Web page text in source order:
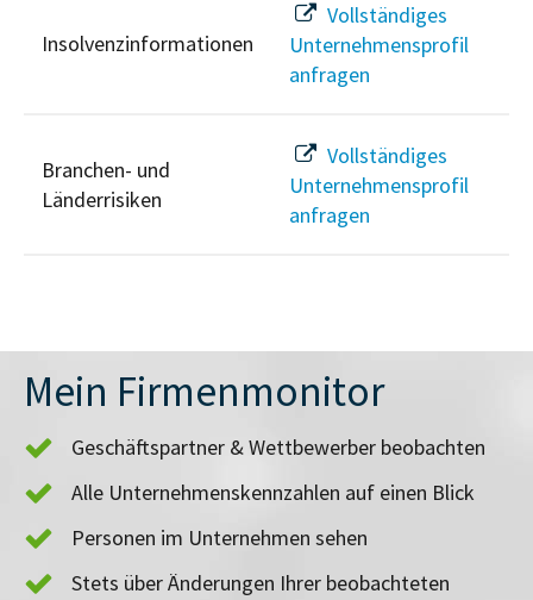
Insolvenzinformationen
Vollständiges
Unternehmensprofil
anfragen
Branchen- und
Länderrisiken
Vollständiges
Unternehmensprofil
anfragen
Mein Firmenmonitor
Geschäftspartner & Wettbewerber beobachten
Alle Unternehmenskennzahlen auf einen Blick
Personen im Unternehmen sehen
Stets über Änderungen Ihrer beobachteten